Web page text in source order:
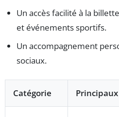
Un accès facilité à la
et événements sportifs.
Un accompagnement
sociaux.
Catégorie